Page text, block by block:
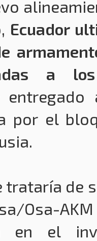
Ecuador
a
por el
trataría de
Osa-
en el